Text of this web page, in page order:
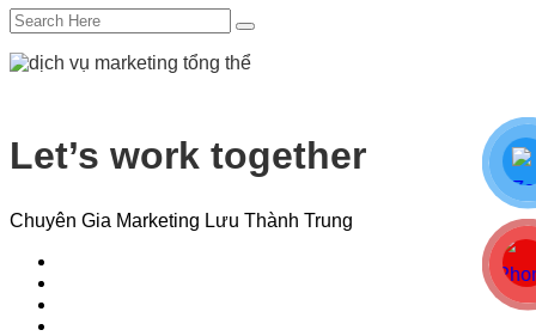
Let’s work together
Chuyên Gia Marketing Lưu Thành Trung